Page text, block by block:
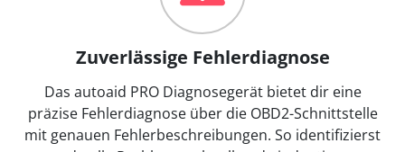
Zuverlässige Fehlerdiagnose
Das autoaid PRO Diagnosegerät bietet dir eine
präzise Fehlerdiagnose über die OBD2-Schnittstelle
mit genauen Fehlerbeschreibungen. So identifizierst